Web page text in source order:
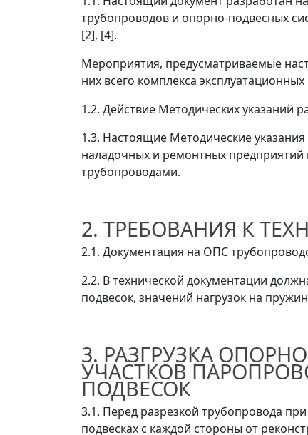
трубопроводов и опорно-подвесных
[2], [4].
Мероприятия, предусматриваемые
них всего комплекса
1.2. Действие Методических указаний
1.3. Настоящие Методические
наладочных и ремонтных предприятий
трубопроводами.
2. ТРЕБОВАНИЯ К
2.1. Документация на ОПС
2.2. В технической документации
подвесок, значений нагрузок на
3. РАЗГРУЗКА
УЧАСТКОВ
ПОДВЕСОК
3.1. Перед разрезкой трубопровода
подвесках с каждой стороны от